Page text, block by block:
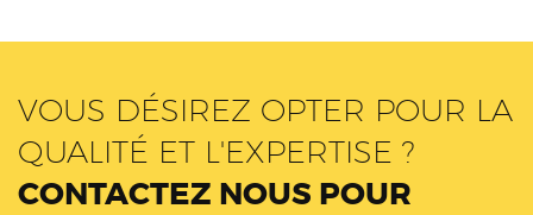
VOUS DÉSIREZ OPTER POUR LA
QUALITÉ ET L'EXPERTISE ?
CONTACTEZ NOUS POUR